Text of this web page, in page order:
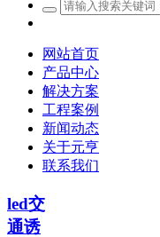
网站首页
产品中心
解决方案
工程案例
新闻动态
关于元亨
联系我们
led交
通诱